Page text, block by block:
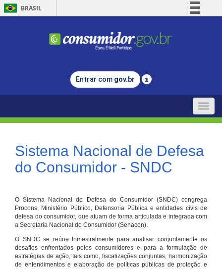
BRASIL
Comunica BR
Legislação
Entrar com gov.br
Toggle
Sistema Nacional de Defesa
do Consumidor - SNDC
O Sistema Nacional de Defesa do Consumidor (SNDC) congrega
Procons, Ministério Público, Defensoria Pública e entidades civis de
defesa do consumidor, que atuam de forma articulada e integrada com
a Secretaria Nacional do Consumidor (Senacon).
O SNDC se reúne trimestralmente para analisar conjuntamente os
desafios enfrentados pelos consumidores e para a formulação de
estratégias de ação, tais como, fiscalizações conjuntas, harmonização
de entendimentos e elaboração de políticas públicas de proteção e